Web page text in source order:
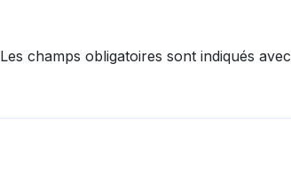
Les champs obligatoires sont indiqués avec